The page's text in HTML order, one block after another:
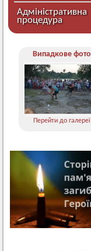
Адміністративна
процедура
Випадкове фото
Перейти до галереї